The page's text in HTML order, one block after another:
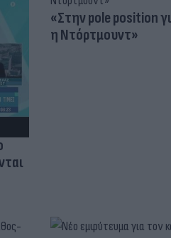
«Στην pole position
η Ντόρτμουντ»